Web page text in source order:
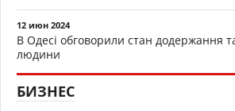
12 июн 2024
В Одесі обговорили стан додержання
людини
БИЗНЕС